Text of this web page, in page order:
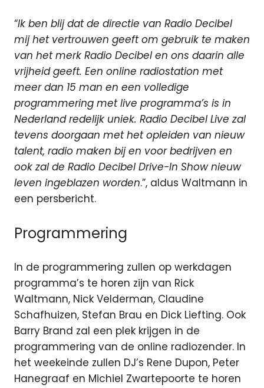
“Ik ben blij dat de directie van Radio Decibel
mij het vertrouwen geeft om gebruik te maken
van het merk Radio Decibel en ons daarin alle
vrijheid geeft. Een online radiostation met
meer dan 15 man en een volledige
programmering met live programma’s is in
Nederland redelijk uniek. Radio Decibel Live zal
tevens doorgaan met het opleiden van nieuw
talent, radio maken bij en voor bedrijven en
ook zal de Radio Decibel Drive-In Show nieuw
leven ingeblazen worden.”, aldus Waltmann in
een persbericht.
Programmering
In de programmering zullen op werkdagen
programma’s te horen zijn van Rick
Waltmann, Nick Velderman, Claudine
Schafhuizen, Stefan Brau en Dick Liefting. Ook
Barry Brand zal een plek krijgen in de
programmering van de online radiozender. In
het weekeinde zullen DJ’s Rene Dupon, Peter
Hanegraaf en Michiel Zwartepoorte te horen